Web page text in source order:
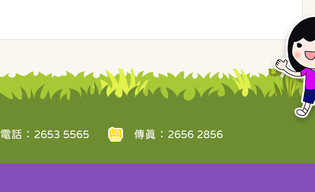
電話：2653 5565 傳真：2656 2856